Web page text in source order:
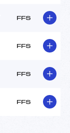
FFS
FFS
FFS
FFS